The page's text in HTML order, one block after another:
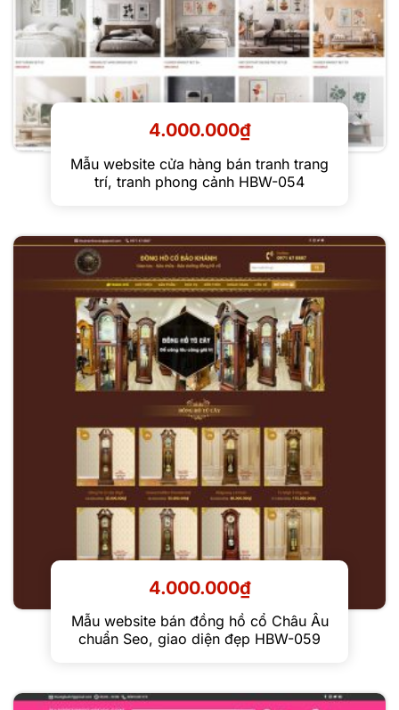
Mẫu website cửa hàng bán tranh trang
trí, tranh phong cảnh HBW-054
4.000.000₫
Mẫu website bán đồng hồ cổ Châu Âu
chuẩn Seo, giao diện đẹp HBW-059
4.000.000₫